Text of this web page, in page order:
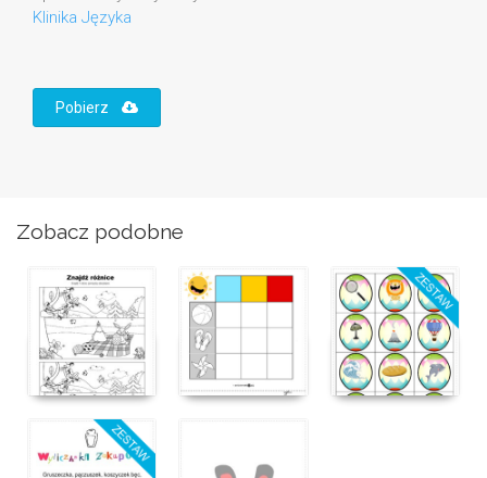
Klinika Języka
Pobierz
Zobacz podobne